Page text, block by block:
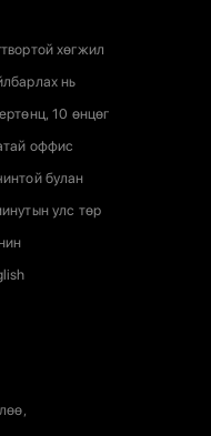
хөгжил
нь
10 өнцөг
оффис
булан
улс төр